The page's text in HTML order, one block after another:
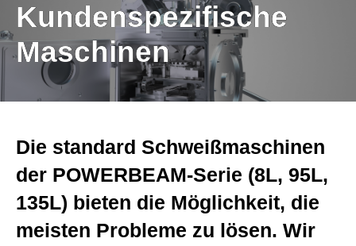
Kundenspezifische
Maschinen
Die standard Schweißmaschinen
der POWERBEAM-Serie (8L, 95L,
135L) bieten die Möglichkeit, die
meisten Probleme zu lösen. Wir